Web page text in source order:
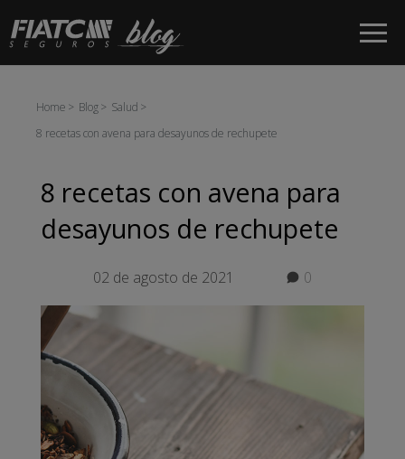
Saltar al contenido principal
Home Blog
Salud
8 recetas con avena para desayunos de rechupete
8 recetas con avena para
desayunos de rechupete
02 de agosto de 2021 0